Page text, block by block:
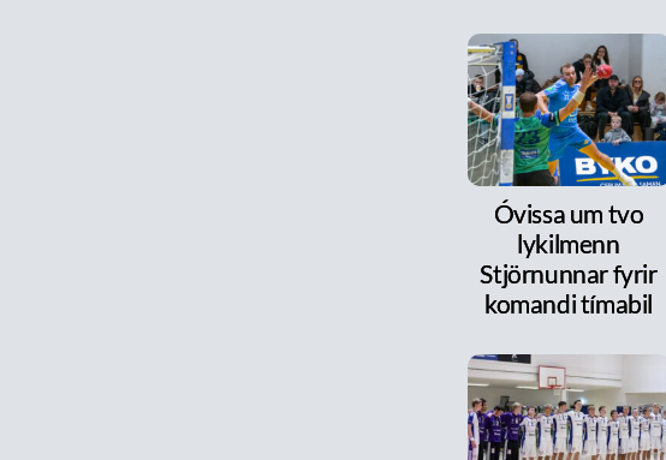
Óvissa um tvo
lykilmenn
Stjörnunnar fyrir
komandi tímabil